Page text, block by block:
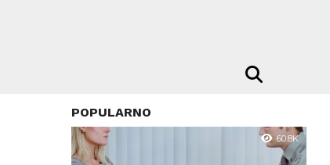
POPULARNO
60.8K